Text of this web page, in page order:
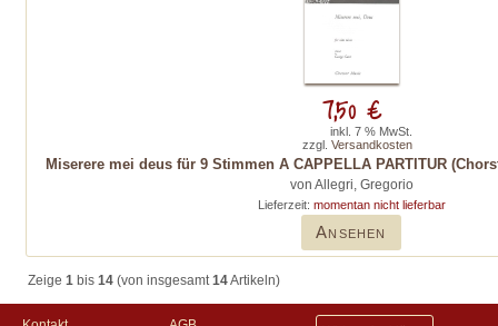
Miserere mei deus für 9 Stimmen A CAPPELLA PARTITUR
von Allegri, Gregorio
Lieferzeit: momentan nicht lieferbar
Ansehen
7,50 €
inkl. 7 % MwSt.
zzgl. Versandkosten
Zeige 1 bis 14 (von insgesamt14Artikeln)